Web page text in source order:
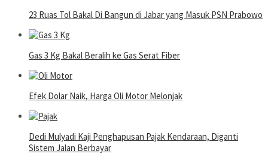
23 Ruas Tol Bakal Di Bangun di Jabar yang Masuk PSN Prabowo
Gas 3 Kg Bakal Beralih ke Gas Serat Fiber
Efek Dolar Naik, Harga Oli Motor Melonjak
Dedi Mulyadi Kaji Penghapusan Pajak Kendaraan, Diganti
Sistem Jalan Berbayar